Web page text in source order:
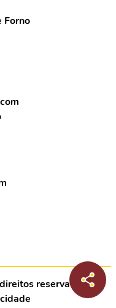
Forno
reservados |